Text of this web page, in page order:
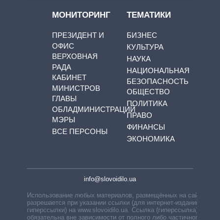
МОНИТОРИНГ
ПРЕЗИДЕНТ И
ОФИС
ВЕРХОВНАЯ
РАДА
КАБИНЕТ
МИНИСТРОВ
ГЛАВЫ
ОБЛАДМИНИСТРАЦИЙ
МЭРЫ
ВСЕ ПЕРСОНЫ
ТЕМАТИКИ
БИЗНЕС
КУЛЬТУРА
НАУКА
НАЦИОНАЛЬНАЯ
БЕЗОПАСНОСТЬ
ОБЩЕСТВО
ПОЛИТИКА
ПРАВО
ФИНАНСЫ
ЭКОНОМИКА
info@slovoidilo.ua
Использование любых материалов, размещённых на сайте,
разрешается при указании ссылки (для интернет-изданий —
гиперссылки) на www.slovoidilo.ua. Ссылка (гиперссылка)
обязательна вне зависимости от полного либо частичного